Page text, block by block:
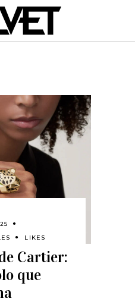
LIKES
Cartier:
que